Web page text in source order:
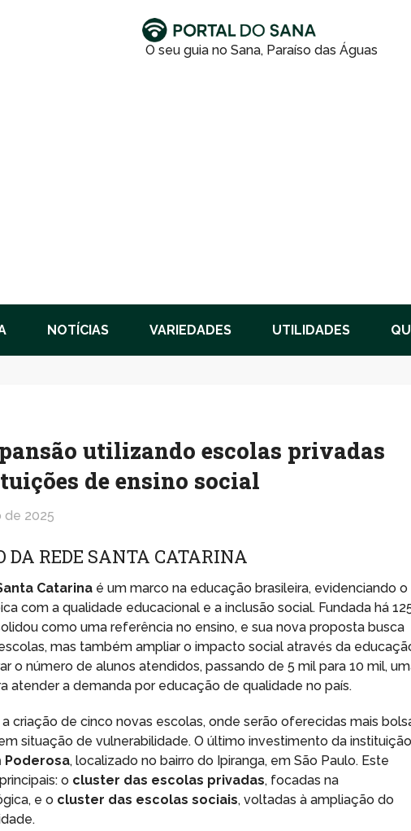
NOTÍCIAS VARIEDADES UTILIDADES
utilizando escolas privadas
de ensino social
de 2025
DA REDE SANTA CATARINA
Catarina é um marco na educação brasileira, evidenciando o
com a qualidade educacional e a inclusão social. Fundada há
como uma referência no ensino, e sua nova proposta busca
mas também ampliar o impacto social através da
o número de alunos atendidos, passando de 5 mil para 10 mil,
atender a demanda por educação de qualidade no país.
criação de cinco novas escolas, onde serão oferecidas mais
situação de vulnerabilidade. O último investimento da
Poderosa, localizado no bairro do Ipiranga, em São Paulo. Este
o cluster das escolas privadas, focadas na
e o cluster das escolas sociais, voltadas à ampliação do